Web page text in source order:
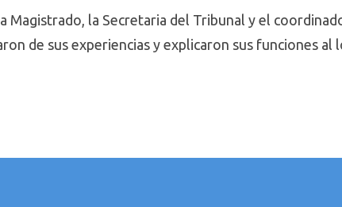
Magistrado, la Secretaria del Tribunal y el
de sus experiencias y explicaron sus funciones al